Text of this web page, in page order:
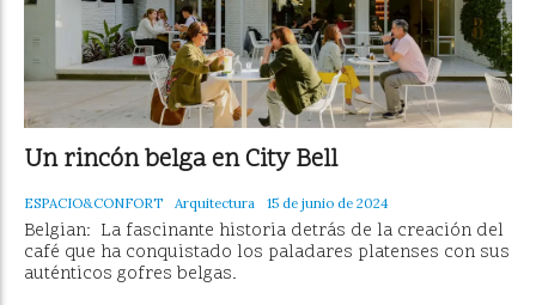
Un rincón belga en City Bell
ESPACIO&CONFORT Arquitectura 15 de junio de 2024
Belgian: La fascinante historia detrás de la creación del
café que ha conquistado los paladares platenses con sus
auténticos gofres belgas.